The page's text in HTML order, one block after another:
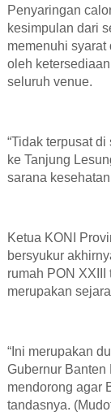
Penyaringan
kesimpulan dari
memenuhi
oleh
seluruh venue.
“Tidak terpusat
ke Tanjung
sarana
Ketua KONI
bersyukur
rumah PON
merupakan
“Ini merupakan
Gubernur Banten
mendorong agar
tandasnya.